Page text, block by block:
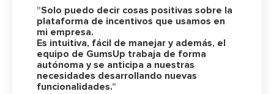
"Solo puedo decir cosas positivas sobre la
plataforma de incentivos que usamos en
mi empresa.
Es intuitiva, fácil de manejar y además, el
equipo de GumsUp trabaja de forma
autónoma y se anticipa a nuestras
necesidades desarrollando nuevas
funcionalidades."